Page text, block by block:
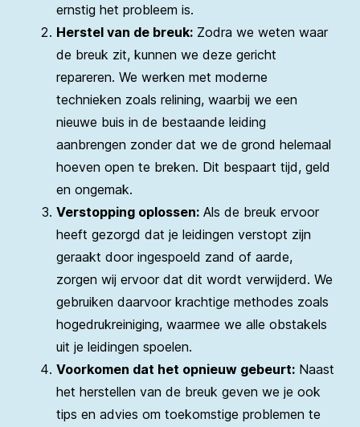
ernstig het probleem is.
Herstel van de breuk: Zodra we weten waar
de breuk zit, kunnen we deze gericht
repareren. We werken met moderne
technieken zoals relining, waarbij we een
nieuwe buis in de bestaande leiding
aanbrengen zonder dat we de grond helemaal
hoeven open te breken. Dit bespaart tijd, geld
en ongemak.
Verstopping oplossen: Als de breuk ervoor
heeft gezorgd dat je leidingen verstopt zijn
geraakt door ingespoeld zand of aarde,
zorgen wij ervoor dat dit wordt verwijderd. We
gebruiken daarvoor krachtige methodes zoals
hogedrukreiniging, waarmee we alle obstakels
uit je leidingen spoelen.
Voorkomen dat het opnieuw gebeurt: Naast
het herstellen van de breuk geven we je ook
tips en advies om toekomstige problemen te